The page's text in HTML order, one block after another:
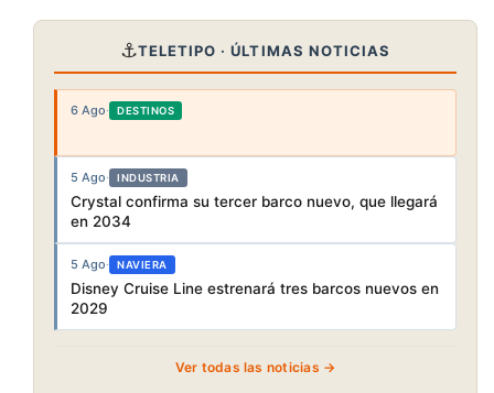
⚓TELETIPO · ÚLTIMAS NOTICIAS
6 Ago· DESTINOS
5 Ago· INDUSTRIA
Crystal confirma su tercer barco nuevo, que llegará
en 2034
5 Ago· NAVIERA
Disney Cruise Line estrenará tres barcos nuevos en
2029
Ver todas las noticias →